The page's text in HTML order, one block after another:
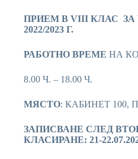
ПРИЕМ В VIII КЛАС ЗА
2022/2023 Г.
РАБОТНО ВРЕМЕ НА
8.00 Ч. – 18.00 Ч.
МЯСТО: КАБИНЕТ 100,
ЗАПИСВАНЕ СЛЕД
КЛАСИРАНЕ: 21-